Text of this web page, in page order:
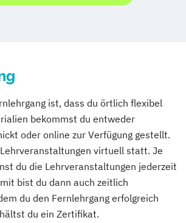
für Sportler
für Sportler (inkl.
Lizenz)
für Sportler A-Lizenz
C-Lizenz und
für Sportler)
für vegane Ernährung
für vegetarische
Ausbildung Online
Ausbildung
Ausbildung
Ausbildung
Trainer Ausbildung
Ausbildung
ist, dass du örtlich flexibel
bekommst du entweder
oder online zur Verfügung gestellt.
virtuell statt. Je
du die Lehrveranstaltungen jederzeit
bist du dann auch zeitlich
du den Fernlehrgang erfolgreich
du ein Zertifikat.